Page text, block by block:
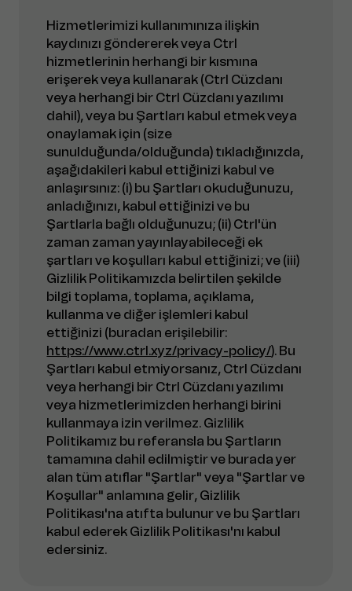
Hizmetlerimizi kullanımınıza ilişkin
kaydınızı göndererek veya Ctrl
hizmetlerinin herhangi bir kısmına
erişerek veya kullanarak (Ctrl Cüzdanı
veya herhangi bir Ctrl Cüzdanı yazılımı
dahil), veya bu Şartları kabul etmek veya
onaylamak için (size
sunulduğunda/olduğunda) tıkladığınızda,
aşağıdakileri kabul ettiğinizi kabul ve
anlaşırsınız: (i) bu Şartları okuduğunuzu,
anladığınızı, kabul ettiğinizi ve bu
Şartlarla bağlı olduğunuzu; (ii) Ctrl'ün
zaman zaman yayınlayabileceği ek
şartları ve koşulları kabul ettiğinizi; ve (iii)
Gizlilik Politikamızda belirtilen şekilde
bilgi toplama, toplama, açıklama,
kullanma ve diğer işlemleri kabul
ettiğinizi (buradan erişilebilir:
https://www.ctrl.xyz/privacy-policy/). Bu
Şartları kabul etmiyorsanız, Ctrl Cüzdanı
veya herhangi bir Ctrl Cüzdanı yazılımı
veya hizmetlerimizden herhangi birini
kullanmaya izin verilmez. Gizlilik
Politikamız bu referansla bu Şartların
tamamına dahil edilmiştir ve burada yer
alan tüm atıflar "Şartlar" veya "Şartlar ve
Koşullar" anlamına gelir, Gizlilik
Politikası'na atıfta bulunur ve bu Şartları
kabul ederek Gizlilik Politikası'nı kabul
edersiniz.